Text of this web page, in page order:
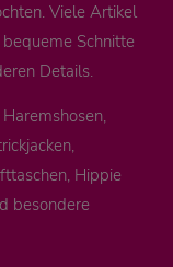
Viele Artikel
Schnitte
Details.
Hippie
besondere